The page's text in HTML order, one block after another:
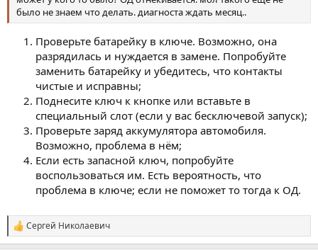
было не знаем что делать. диагноста ждать месяц..
Проверьте батарейку в ключе. Возможно, она
разрядилась и нуждается в замене. Попробуйте
заменить батарейку и убедитесь, что контакты
чистые и исправны;
Поднесите ключ к кнопке или вставьте в
специальный слот (если у вас бесключевой запуск);
Проверьте заряд аккумулятора автомобиля.
Возможно, проблема в нём;
Если есть запасной ключ, попробуйте
воспользоваться им. Есть вероятность, что
проблема в ключе; если не поможет то тогда к ОД.
С
и
Сергей Николаевич